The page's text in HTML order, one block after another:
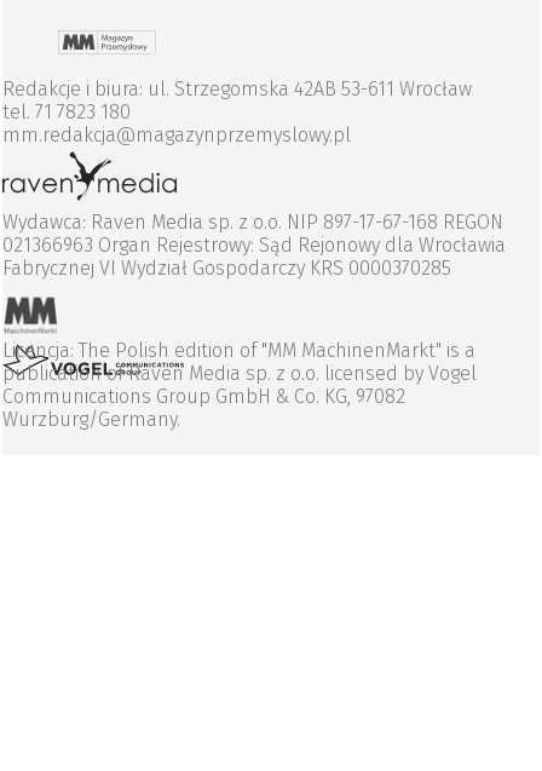
Redakcje i biura: ul. Strzegomska 42AB 53-611 Wrocław
tel. 71 7823 180
mm.redakcja@magazynprzemyslowy.pl
Wydawca: Raven Media sp. z o.o. NIP 897-17-67-168 REGON
021366963 Organ Rejestrowy: Sąd Rejonowy dla Wrocławia
Fabrycznej VI Wydział Gospodarczy KRS 0000370285
Licencja: The Polish edition of "MM MachinenMarkt" is a
publication of Raven Media sp. z o.o. licensed by Vogel
Communications Group GmbH & Co. KG, 97082
Wurzburg/Germany.